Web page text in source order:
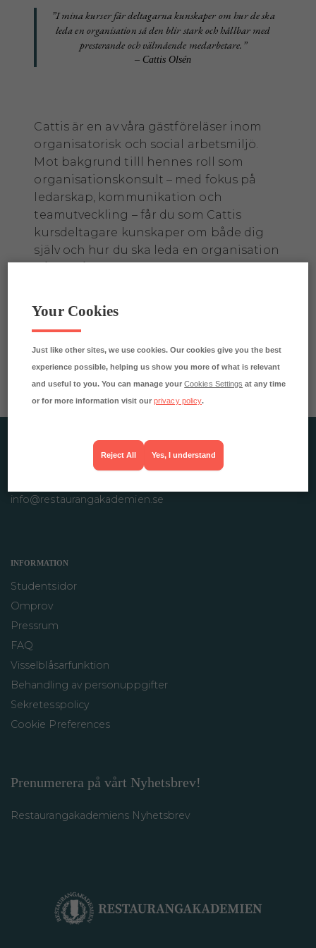
”I mina kurser får deltagarna kunskaper om hur de ska
leda en organisation så den blir stark och hållbar med
presterande och välmående medarbetare.”
– Cattis Olsén
Cattis är en av våra gästföreläser inom
organisatorisk och social arbetsmiljö.
Mot bakgrund tilll hennes roll som
organisationskonsult – med fokus på
ledarskap, kommunikation och
teamutveckling – får du som Cattis
kursdeltagare kunskaper om både dig
själv och hur du ska leda en organisation
Utvecklingoch är verksamhetsutvecklare
och projektledare på bemannings- och
Aktuell på Restaurangakademien med:
Ledarskap & social hållbarhet
RESTAURANGAKADEMIEN AB
info@restaurangakademien.se
INFORMATION
Studentsidor
Omprov
Pressrum
FAQ
Visselblåsarfunktion
Behandling av personuppgifter
Sekretesspolicy
Cookie Preferences
Prenumerera på vårt Nyhetsbrev!
Restaurangakademiens Nyhetsbrev
Your Cookies
Just like other sites, we use cookies. Our cookies give you the best
experience possible, helping us show you more of what is relevant
and useful to you. You can manage yourCookies Settings at any time
or for more information visit ourprivacy policy.
Yes, I understand
Reject All